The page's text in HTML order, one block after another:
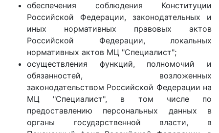
обеспечения соблюдения Конституции
Российской Федерации, законодательных и
иных нормативных правовых актов
Российской Федерации, локальных
нормативных актов МЦ "Специалист";
осуществления функций, полномочий и
обязанностей, возложенных
законодательством Российской Федерации на
МЦ "Специалист", в том числе по
предоставлению персональных данных в
органы государственной власти, в